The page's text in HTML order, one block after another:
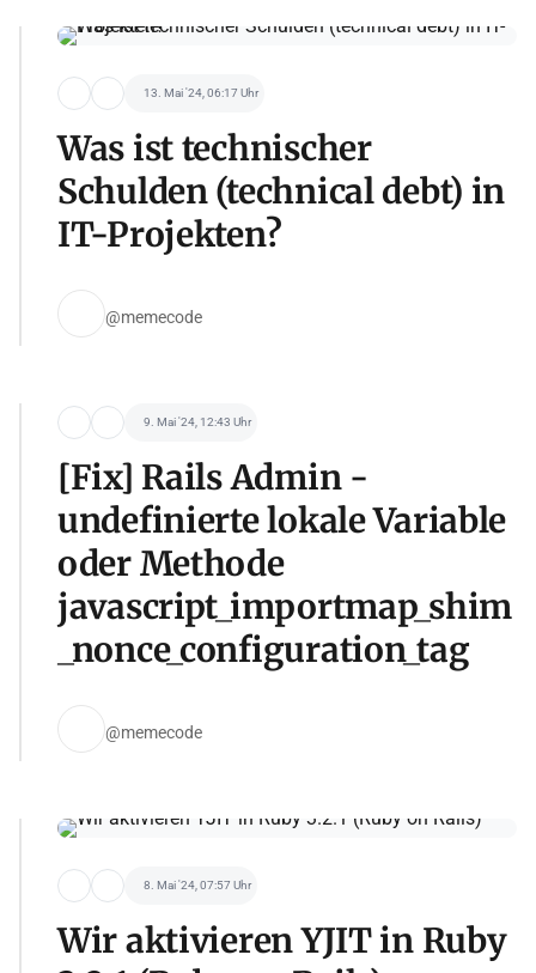
13. Mai '24, 06:17 Uhr
Was ist technischer
Schulden (technical debt) in
IT-Projekten?
@memecode
9. Mai '24, 12:43 Uhr
[Fix] Rails Admin -
undefinierte lokale Variable
oder Methode
javascript_importmap_shim
_nonce_configuration_tag
@memecode
8. Mai '24, 07:57 Uhr
Wir aktivieren YJIT in Ruby